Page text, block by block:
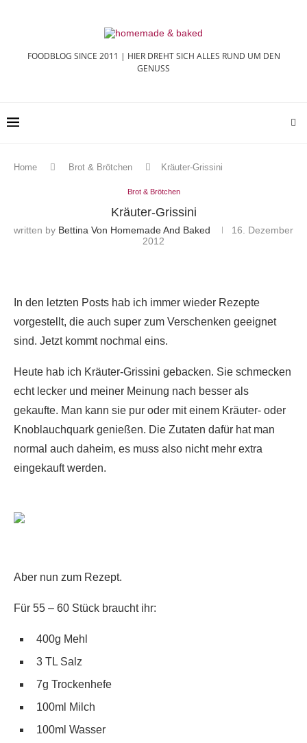
FOODBLOG SINCE 2011 | HIER DREHT SICH ALLES RUND UM DEN
GENUSS
Home Brot & Brötchen Kräuter-Grissini
Brot & Brötchen
Kräuter-Grissini
written by Bettina Von Homemade And Baked
16. Dezember
2012
In den letzten Posts hab ich immer wieder Rezepte
vorgestellt, die auch super zum Verschenken geeignet
sind. Jetzt kommt nochmal eins.
Heute hab ich Kräuter-Grissini gebacken. Sie schmecken
echt lecker und meiner Meinung nach besser als
gekaufte. Man kann sie pur oder mit einem Kräuter- oder
Knoblauchquark genießen. Die Zutaten dafür hat man
normal auch daheim, es muss also nicht mehr extra
eingekauft werden.
Aber nun zum Rezept.
Für 55 – 60 Stück braucht ihr:
400g Mehl
3 TL Salz
7g Trockenhefe
100ml Milch
100ml Wasser